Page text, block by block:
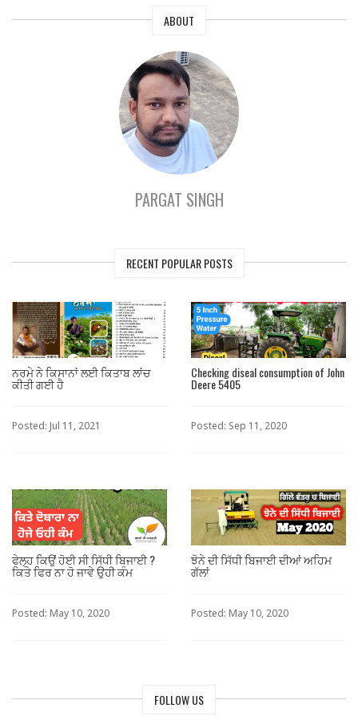
ABOUT
PARGAT SINGH
RECENT POPULAR POSTS
ਨਰਮੇ ਨੇ ਕਿਸਾਨਾਂ ਲਈ ਕਿਤਾਬ ਲਾਂਚ
ਕੀਤੀ ਗਈ ਹੈ
Posted: Jul 11, 2021
Checking diseal consumption of John
Deere 5405
Posted: Sep 11, 2020
ਫੇਲ੍ਹ ਕਿਉਂ ਹੋਈ ਸੀ ਸਿੱਧੀ ਬਿਜਾਈ ?
ਕਿਤੇ ਫਿਰ ਨਾ ਹੋ ਜਾਵੇ ਉਹੀ ਕੰਮ
Posted: May 10, 2020
ਝੋਨੇ ਦੀ ਸਿੱਧੀ ਬਿਜਾਈ ਦੀਆਂ ਅਹਿਮ
ਗੱਲਾਂ
Posted: May 10, 2020
FOLLOW US